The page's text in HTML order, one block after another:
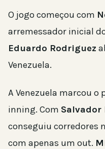
O jogo começou com
arremessador inicial
Eduardo Rodriguez
Venezuela.
A Venezuela marcou
inning. Com Salvador
conseguiu corredores
com apenas um out.